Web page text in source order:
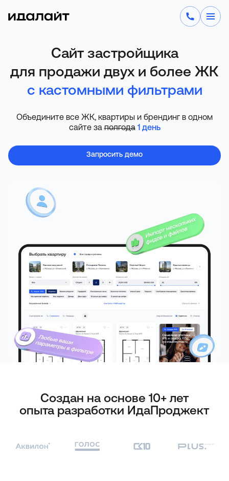
Сайт застройщика
для продажи двух и более ЖК
с кастомными фильтрами
Объедините все ЖК, квартиры и брендинг в одном
сайте заполгода 1 день
Запросить демо
Создан на основе 10+ лет
опыта разработки ИдаПроджект